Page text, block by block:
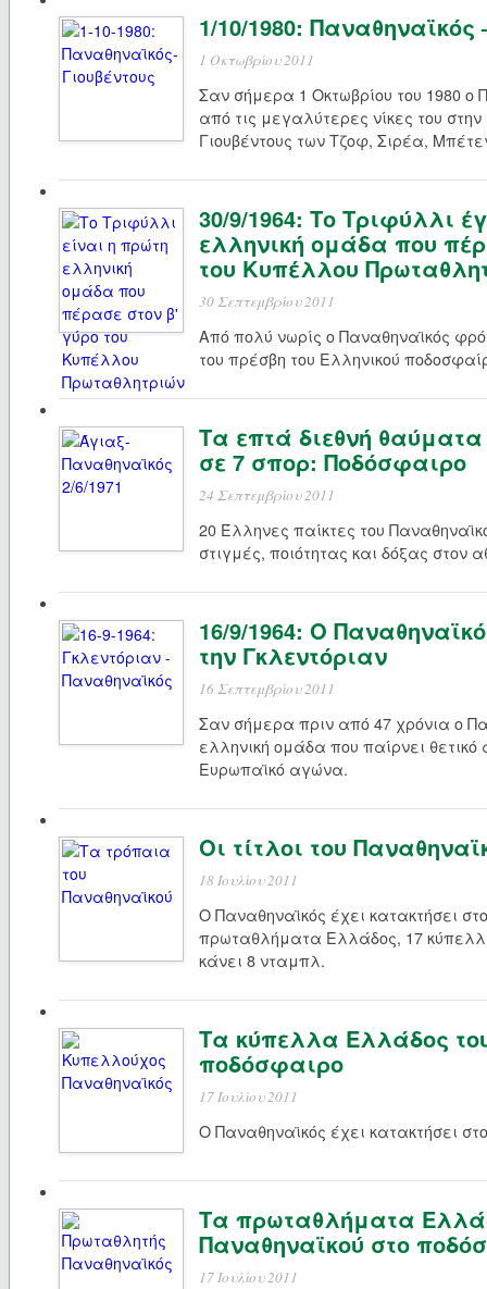
1/10/1980: Παναθηναϊκός
1 Οκτωβρίου 2011
Σαν σήμερα 1 Οκτωβρίου του 1980 ο
από τις μεγαλύτερες νίκες του
Γιουβέντους των Τζοφ, Σιρέα,
30/9/1964: Το Τριφύλλι
ελληνική ομάδα που
του Κυπέλλου
30 Σεπτεμβρίου 2011
Από πολύ νωρίς ο Παναθηναϊκός
του πρέσβη του Ελληνικού
Τα επτά διεθνή
σε 7 σπορ: Ποδόσφαιρο
24 Σεπτεμβρίου 2011
20 Έλληνες παίκτες του
στιγμές, ποιότητας και δόξας στον
16/9/1964: Ο
την Γκλεντόριαν
16 Σεπτεμβρίου 2011
Σαν σήμερα πριν από 47 χρόνια ο
ελληνική ομάδα που παίρνει
Ευρωπαϊκό αγώνα.
Οι τίτλοι του
18 Ιουλίου 2011
Ο Παναθηναϊκός έχει κατακτήσει
πρωταθλήματα Ελλάδος, 17
κάνει 8 νταμπλ.
Τα κύπελλα Ελλάδος
ποδόσφαιρο
17 Ιουλίου 2011
Ο Παναθηναϊκός έχει κατακτήσει
Τα πρωταθλήματα
Παναθηναϊκού στο
17 Ιουλίου 2011